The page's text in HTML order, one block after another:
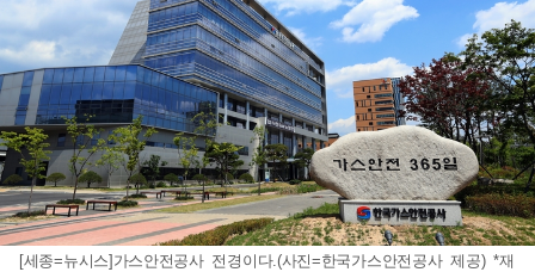
[세종=뉴시스]가스안전공사 전경이다.(사진=한국가스안전공사 제공) *재